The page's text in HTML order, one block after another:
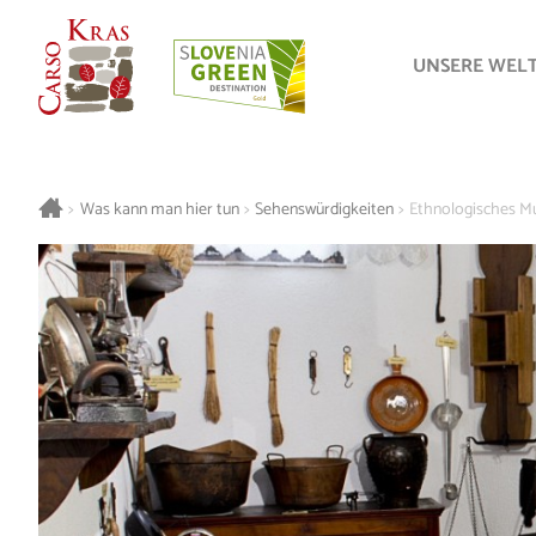
UNSERE
> Was kann man hier tun > Sehenswürdigkeiten > Ethnologisches